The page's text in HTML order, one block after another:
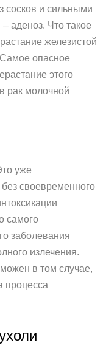
сосков и сильными
аденоз. Что такое
железистой
опасное
этого
рак молочной
уже
без своевременного
самого
заболевания
излечения.
в том случае,
процесса